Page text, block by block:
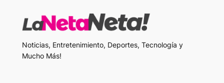
Noticias, Entretenimiento, Deportes, Tecnología y
Mucho Más!